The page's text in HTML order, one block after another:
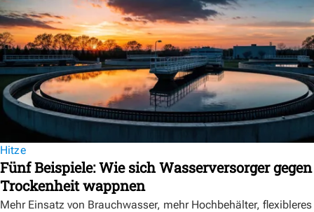
Hitze
Fünf Beispiele: Wie sich Wasserversorger gegen
Trockenheit wappnen
Mehr Einsatz von Brauchwasser, mehr Hochbehälter, flexibleres